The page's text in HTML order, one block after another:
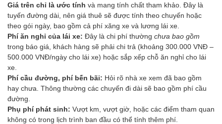
Giá trên chỉ là ước tính và mang tính chất tham khảo. Đây là
tuyến đường dài, nên giá thuê sẽ được tính theo chuyến hoặc
theo gói ngày, bao gồm cả phí xăng xe và lương lái xe.
Phí ăn nghỉ của lái xe: Đây là chi phí thường chưa bao gồm
trong báo giá, khách hàng sẽ phải chi trả (khoảng 300.000 VNĐ –
500.000 VNĐ/ngày cho lái xe) hoặc sắp xếp chỗ ăn nghỉ cho lái
xe.
Phí cầu đường, phí bến bãi: Hỏi rõ nhà xe xem đã bao gồm
hay chưa. Thông thường các chuyến đi dài sẽ bao gồm phí cầu
đường.
Phụ phí phát sinh: Vượt km, vượt giờ, hoặc các điểm tham quan
không có trong lịch trình ban đầu có thể tính thêm phí.